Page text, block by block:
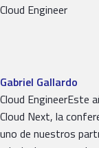
Cloud Engineer
Gabriel Gallardo
Cloud EngineerEste
Cloud Next, la
uno de nuestros